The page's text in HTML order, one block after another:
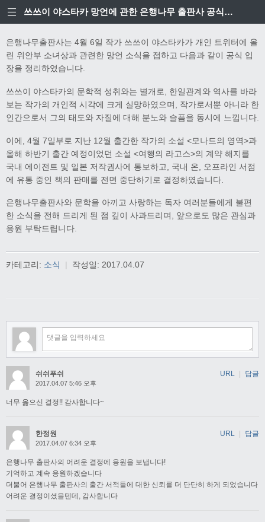
쓰쓰이 야스타카 망언에 관한 은행나무 출판사 공식입장
은행나무출판사는 4월 6일 작가 쓰쓰이 야스타카가 개인 트위터에 올
린 위안부 소녀상과 관련한 망언 소식을 접하고 다음과 같이 공식 입
장을 정리하였습니다.
쓰쓰이 야스타카의 문학적 성취와는 별개로, 한일관계와 역사를 바라
보는 작가의 개인적 시각에 크게 실망하였으며, 작가로서뿐 아니라 한
인간으로서 그의 태도와 자질에 대해 분노와 슬픔을 동시에 느낍니다.
이에, 4월 7일부로 지난 12월 출간한 작가의 소설 <모나드의 영역>과
올해 하반기 출간 예정이었던 소설 <여행의 라고스>의 계약 해지를
국내 에이전트 및 일본 저작권사에 통보하고, 국내 온, 오프라인 서점
에 유통 중인 책의 판매를 전면 중단하기로 결정하였습니다.
은행나무출판사와 문학을 아끼고 사랑하는 독자 여러분들에게 불편
한 소식을 전해 드리게 된 점 깊이 사과드리며, 앞으로도 많은 관심과
응원 부탁드립니다.
카테고리: 소식 | 작성일: 2017.04.07
쉬쉬푸쉬
2017.04.07 5:46 오후
너무 옳으신 결정!! 감사합니다~
URL | 답글
한정원
2017.04.07 6:34 오후
은행나무 출판사의 어려운 결정에 응원을 보냅니다!
기억하고 계속 응원하겠습니다
더불어 은행나무 출판사의 출간 서적들에 대한 신뢰를 더 단단히 하게 되었습니다
어려운 결정이셨을텐데, 감사합니다
URL | 답글